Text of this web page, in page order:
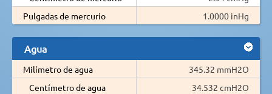
Pulgadas de mercurio
1.0000 inHg
Agua
Milímetro de agua
345.32 mmH2O
Centímetro de agua
34.532 cmH2O